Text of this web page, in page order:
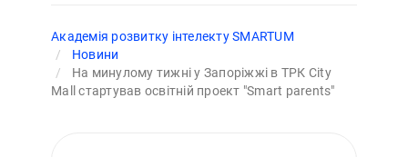
Академія розвитку інтелекту SMARTUM
Новини
На минулому тижні у Запоріжжі в ТРК City
Мall стартував освітній проект "Smart parents"